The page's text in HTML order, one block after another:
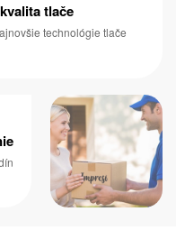
tlače
technológie tlače